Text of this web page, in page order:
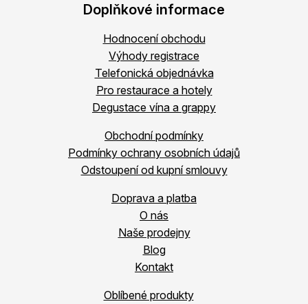
Doplňkové informace
Hodnocení obchodu
Výhody registrace
Telefonická objednávka
Pro restaurace a hotely
Degustace vína a grappy
Obchodní podmínky
Podmínky ochrany osobních údajů
Odstoupení od kupní smlouvy
Doprava a platba
O nás
Naše prodejny
Blog
Kontakt
Oblíbené produkty